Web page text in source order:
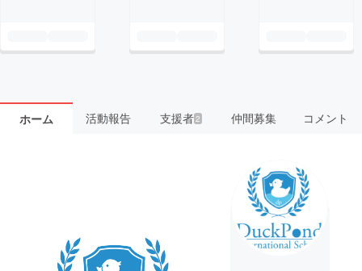
ホーム 活動報告 支援者 2 仲間募集 コメント